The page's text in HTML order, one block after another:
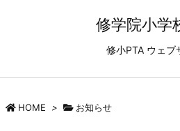
修学院小学
修小PTA ウェブ
HOME > お知らせ